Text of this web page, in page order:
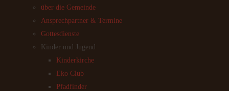
über die Gemeinde
Ansprechpartner & Termine
Gottesdienste
Kinder und Jugend
Kinderkirche
Eko Club
Pfadfinder